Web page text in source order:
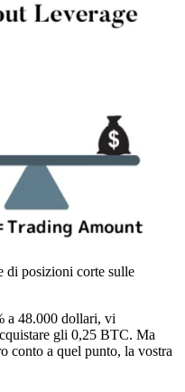
di posizioni corte sulle
a 48.000 dollari, vi
gli 0,25 BTC. Ma
conto a quel punto, la vostra